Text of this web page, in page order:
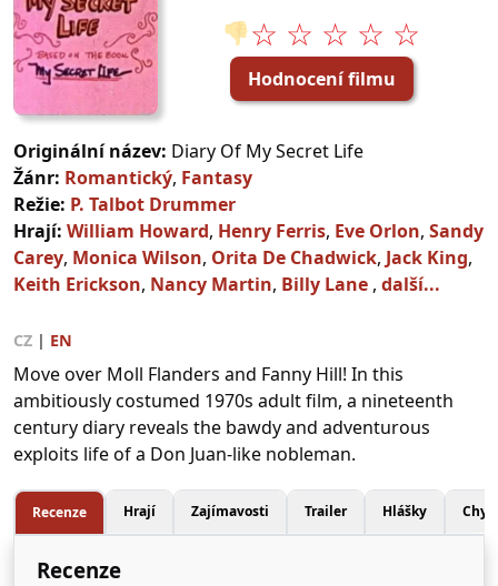
👎☆ ☆ ☆ ☆ ☆
Hodnocení filmu
Originální název: Diary Of My Secret Life
Žánr: Romantický, Fantasy
Režie: P. Talbot Drummer
Hrají: William Howard, Henry Ferris, Eve Orlon, Sandy
Carey, Monica Wilson, Orita De Chadwick, Jack King,
Keith Erickson, Nancy Martin, Billy Lane , další...
CZ | EN
Move over Moll Flanders and Fanny Hill! In this
ambitiously costumed 1970s adult film, a nineteenth
century diary reveals the bawdy and adventurous
exploits life of a Don Juan-like nobleman.
Recenze Hrají Zajímavosti Trailer Hlášky
Recenze